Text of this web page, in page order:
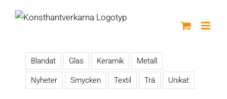
Blandat Glas Keramik Metall
Nyheter Smycken Textil Trä Unikat